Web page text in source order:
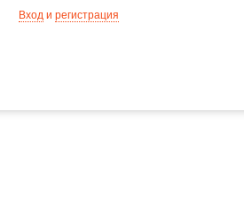
Вход и регистрация